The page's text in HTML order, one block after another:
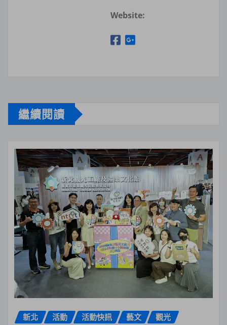
Website:
繼續閱讀
新北 活動 活動快訊 藝文 觀光